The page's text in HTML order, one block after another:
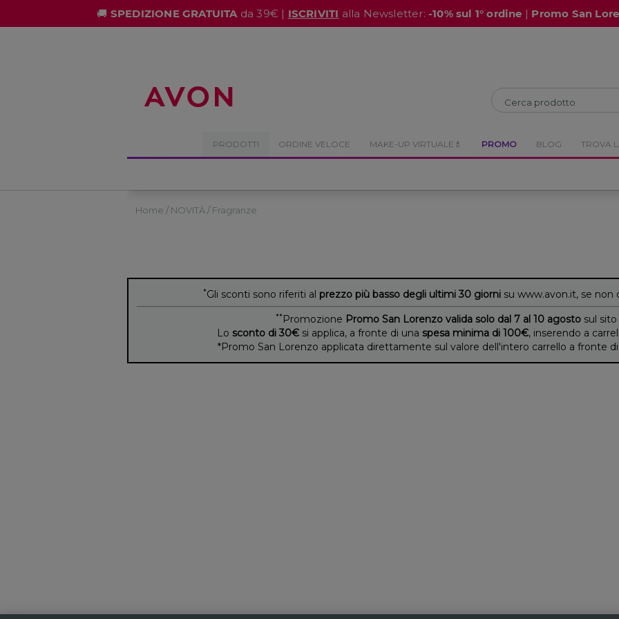
🚚 SPEDIZIONE GRATUITAda 39€ | ISCRIVITI alla Newsletter:-10% sul 1° ordine | Promo San
PRODOTTI ORDINE VELOCE MAKE-UP VIRTUALE💄 PROMO BLOG TROVA
Home NOVITÀ Fragranze
*Gli sconti sono riferiti al prezzo più basso degli ultimi 30 giornisu www.avon.it, se non
** Promozione Promo San Lorenzo valida solo dal 7 al 10 agostosul sito
Lo sconto di 30€ si applica, a fronte di una spesa minima di 100€, inserendo a
*Promo San Lorenzo applicata direttamente sul valore dell'intero carrello a fronte
CHIUDI CHIUDI